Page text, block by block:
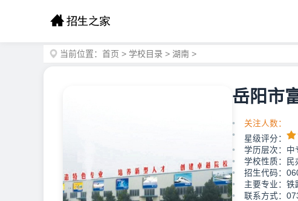
当前位置： 首页 > 学校目录 > 湖南 >
岳阳市
关注人数：
星级评分：
学历层次：中
学校性质：民
招生代码：
主要专业：铁
联系方式：